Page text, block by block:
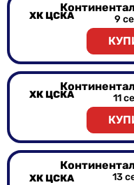
9
ХК ЦСКА
11
ХК ЦСКА
13
ХК ЦСКА